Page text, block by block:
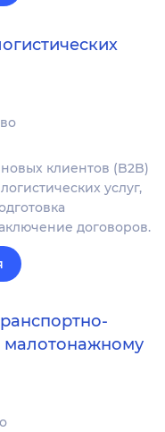
клиентов (B2B)
услуг,
договоров.
малотонажному